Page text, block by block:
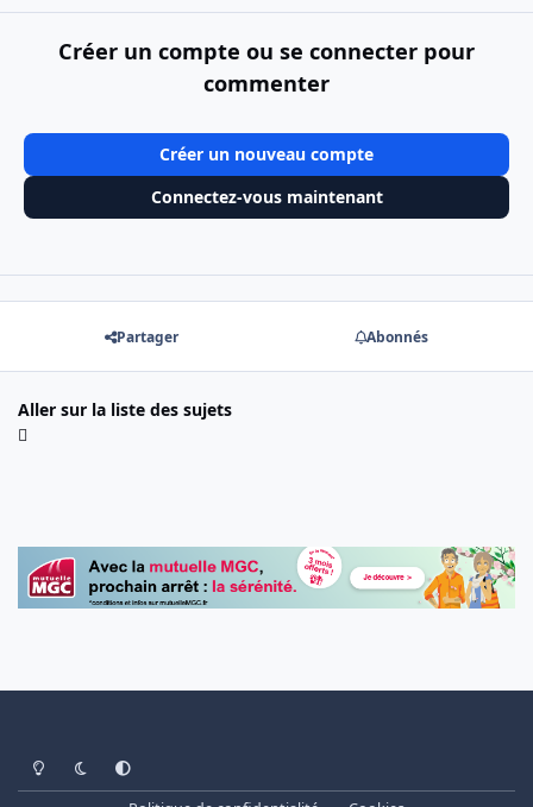
Créer un compte ou se connecter pour
commenter
Créer un nouveau compte
Connectez-vous maintenant
Partager Abonnés
Aller sur la liste des sujets
Light ModeDark ModeSystem Preference